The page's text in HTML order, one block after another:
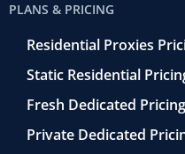
PLANS & PRICING
Residential Proxies
Static Residential
Fresh Dedicated Pricing
Private Dedicated